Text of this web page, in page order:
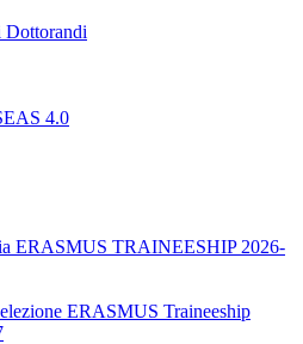
Dottorandi
4.0
ERASMUS TRAINEESHIP 2026-
ERASMUS Traineeship